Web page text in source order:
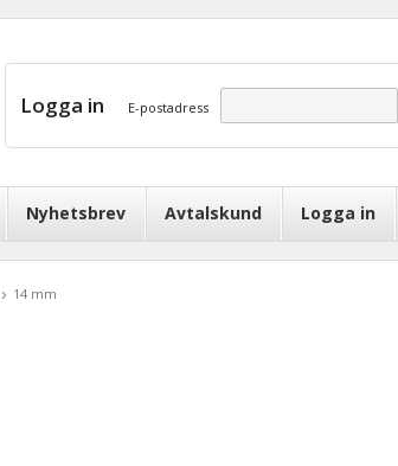
Logga in E-postadress
Nyhetsbrev Avtalskund Logga in
14 mm